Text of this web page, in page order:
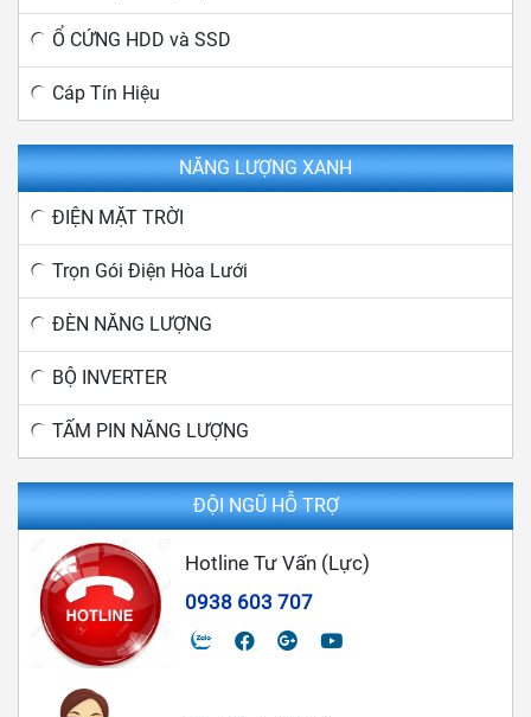
Ổ CỨNG HDD và SSD
Cáp Tín Hiệu
NĂNG LƯỢNG XANH
ĐIỆN MẶT TRỜI
Trọn Gói Điện Hòa Lưới
ĐÈN NĂNG LƯỢNG
BỘ INVERTER
TẤM PIN NĂNG LƯỢNG
ĐỘI NGŨ HỖ TRỢ
Hotline Tư Vấn (Lực)
0938 603 707